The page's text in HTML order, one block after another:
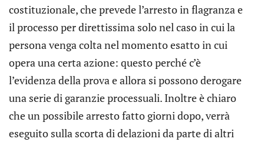
costituzionale, che prevede l’arresto in flagranza e
il processo per direttissima solo nel caso in cui la
persona venga colta nel momento esatto in cui
opera una certa azione: questo perché c’è
l’evidenza della prova e allora si possono derogare
una serie di garanzie processuali. Inoltre è chiaro
che un possibile arresto fatto giorni dopo, verrà
eseguito sulla scorta di delazioni da parte di altri